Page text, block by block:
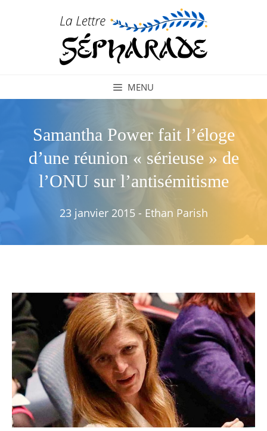
MENU
Samantha Power fait l’éloge
d’une réunion « sérieuse » de
l’ONU sur l’antisémitisme
23 janvier 2015 - Ethan Parish